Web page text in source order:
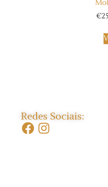
€
Redes Sociais: